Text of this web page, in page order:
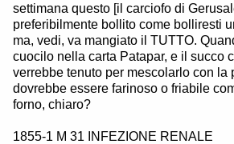
settimana questo [il carciofo di
preferibilmente bollito come bolliresti
ma, vedi, va mangiato il TUTTO.
cuocilo nella carta Patapar, e il succo
verrebbe tenuto per mescolarlo con la
dovrebbe essere farinoso o friabile
forno, chiaro?
1855-1 M 31 INFEZIONE RENALE